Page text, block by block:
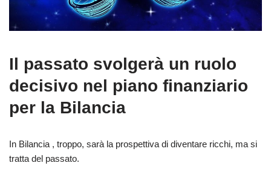
Il passato svolgerà un ruolo
decisivo nel piano finanziario
per la Bilancia
In Bilancia , troppo, sarà la prospettiva di diventare ricchi, ma si
tratta del passato.